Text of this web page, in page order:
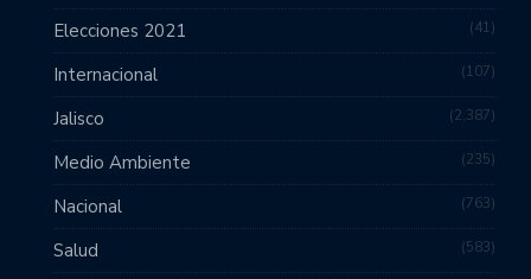
Elecciones 2021 41
Internacional 107
Jalisco 2,387
Medio Ambiente 235
Nacional 763
Salud 583